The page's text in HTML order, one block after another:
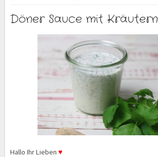
Döner Sauce mit Kräutern
Hallo Ihr Lieben ♥